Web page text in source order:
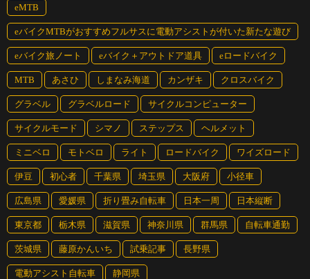
eMTB
eバイクMTBがおすすめフルサスに電動アシストが付いた新たな遊び
eバイク旅ノート eバイク＋アウトドア道具 eロードバイク
MTB あさひ しまなみ海道 カンザキ クロスバイク
グラベル グラベルロード サイクルコンピューター
サイクルモード シマノ ステップス ヘルメット
ミニベロ モトベロ ライト ロードバイク ワイズロード
伊豆 初心者 千葉県 埼玉県 大阪府 小径車
広島県 愛媛県 折り畳み自転車 日本一周 日本縦断
東京都 栃木県 滋賀県 神奈川県 群馬県 自転車通勤
茨城県 藤原かんいち 試乗記事 長野県
電動アシスト自転車 静岡県